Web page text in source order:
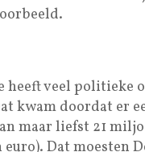
heeft veel politieke
kwam doordat er
maar liefst 21
Dat moesten